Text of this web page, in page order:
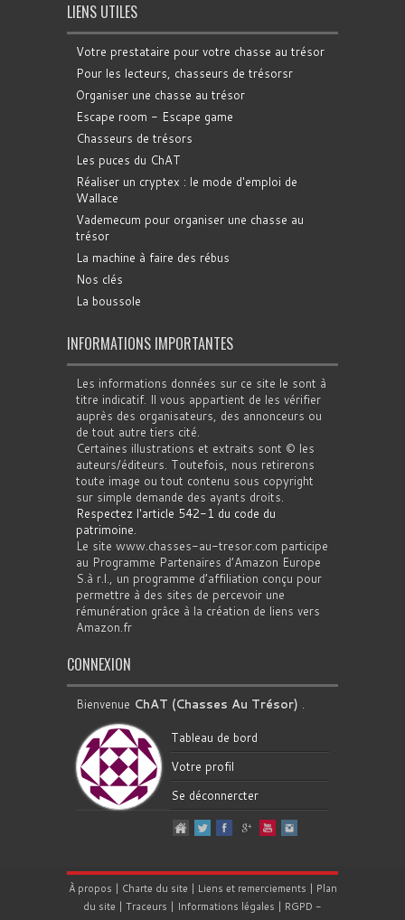
LIENS UTILES
Votre prestataire pour votre chasse au trésor
Pour les lecteurs, chasseurs de trésorsr
Organiser une chasse au trésor
Escape room - Escape game
Chasseurs de trésors
Les puces du ChAT
Réaliser un cryptex : le mode d'emploi de
Wallace
Vademecum pour organiser une chasse au
trésor
La machine à faire des rébus
Nos clés
La boussole
INFORMATIONS IMPORTANTES
Les informations données sur ce site le sont à
titre indicatif. Il vous appartient de les vérifier
auprès des organisateurs, des annonceurs ou
de tout autre tiers cité.
Certaines illustrations et extraits sont © les
auteurs/éditeurs. Toutefois, nous retirerons
toute image ou tout contenu sous copyright
sur simple demande des ayants droits.
Respectez l'article 542-1 du code du
patrimoine.
Le site www.chasses-au-tresor.com participe
au Programme Partenaires d’Amazon Europe
S.à r.l., un programme d’affiliation conçu pour
permettre à des sites de percevoir une
rémunération grâce à la création de liens vers
Amazon.fr
CONNEXION
Bienvenue ChAT (Chasses Au Trésor) .
Tableau de bord
Votre profil
Se déconnercter
À propos | Charte du site | Liens et remerciements | Plan
du site | Traceurs | Informations légales | RGPD -